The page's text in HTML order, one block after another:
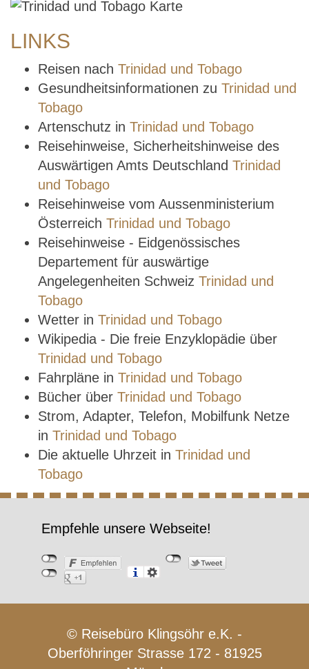
LINKS
Reisen nach Trinidad und Tobago
Gesundheitsinformationen zu Trinidad und
Tobago
Artenschutz in Trinidad und Tobago
Reisehinweise, Sicherheitshinweise des
Auswärtigen Amts Deutschland Trinidad
und Tobago
Reisehinweise vom Aussenministerium
Österreich Trinidad und Tobago
Reisehinweise - Eidgenössisches
Departement für auswärtige
Angelegenheiten Schweiz Trinidad und
Tobago
Wetter in Trinidad und Tobago
Wikipedia - Die freie Enzyklopädie über
Trinidad und Tobago
Fahrpläne in Trinidad und Tobago
Bücher über Trinidad und Tobago
Strom, Adapter, Telefon, Mobilfunk Netze
in Trinidad und Tobago
Die aktuelle Uhrzeit in Trinidad und
Tobago
Empfehle unsere Webseite!
© Reisebüro Klingsöhr e.K. -
Oberföhringer Strasse 172 - 81925